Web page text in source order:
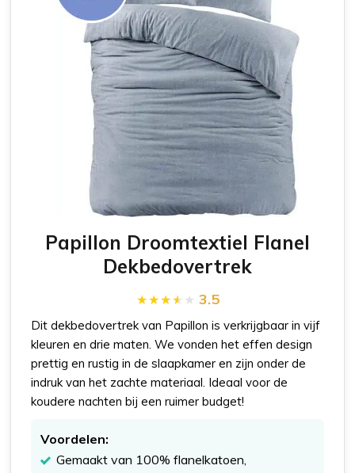
Papillon Droomtextiel Flanel
Dekbedovertrek
3.5
Dit dekbedovertrek van Papillon is verkrijgbaar in vijf
kleuren en drie maten. We vonden het effen design
prettig en rustig in de slaapkamer en zijn onder de
indruk van het zachte materiaal. Ideaal voor de
koudere nachten bij een ruimer budget!
Voordelen:
Gemaakt van 100% flanelkatoen,